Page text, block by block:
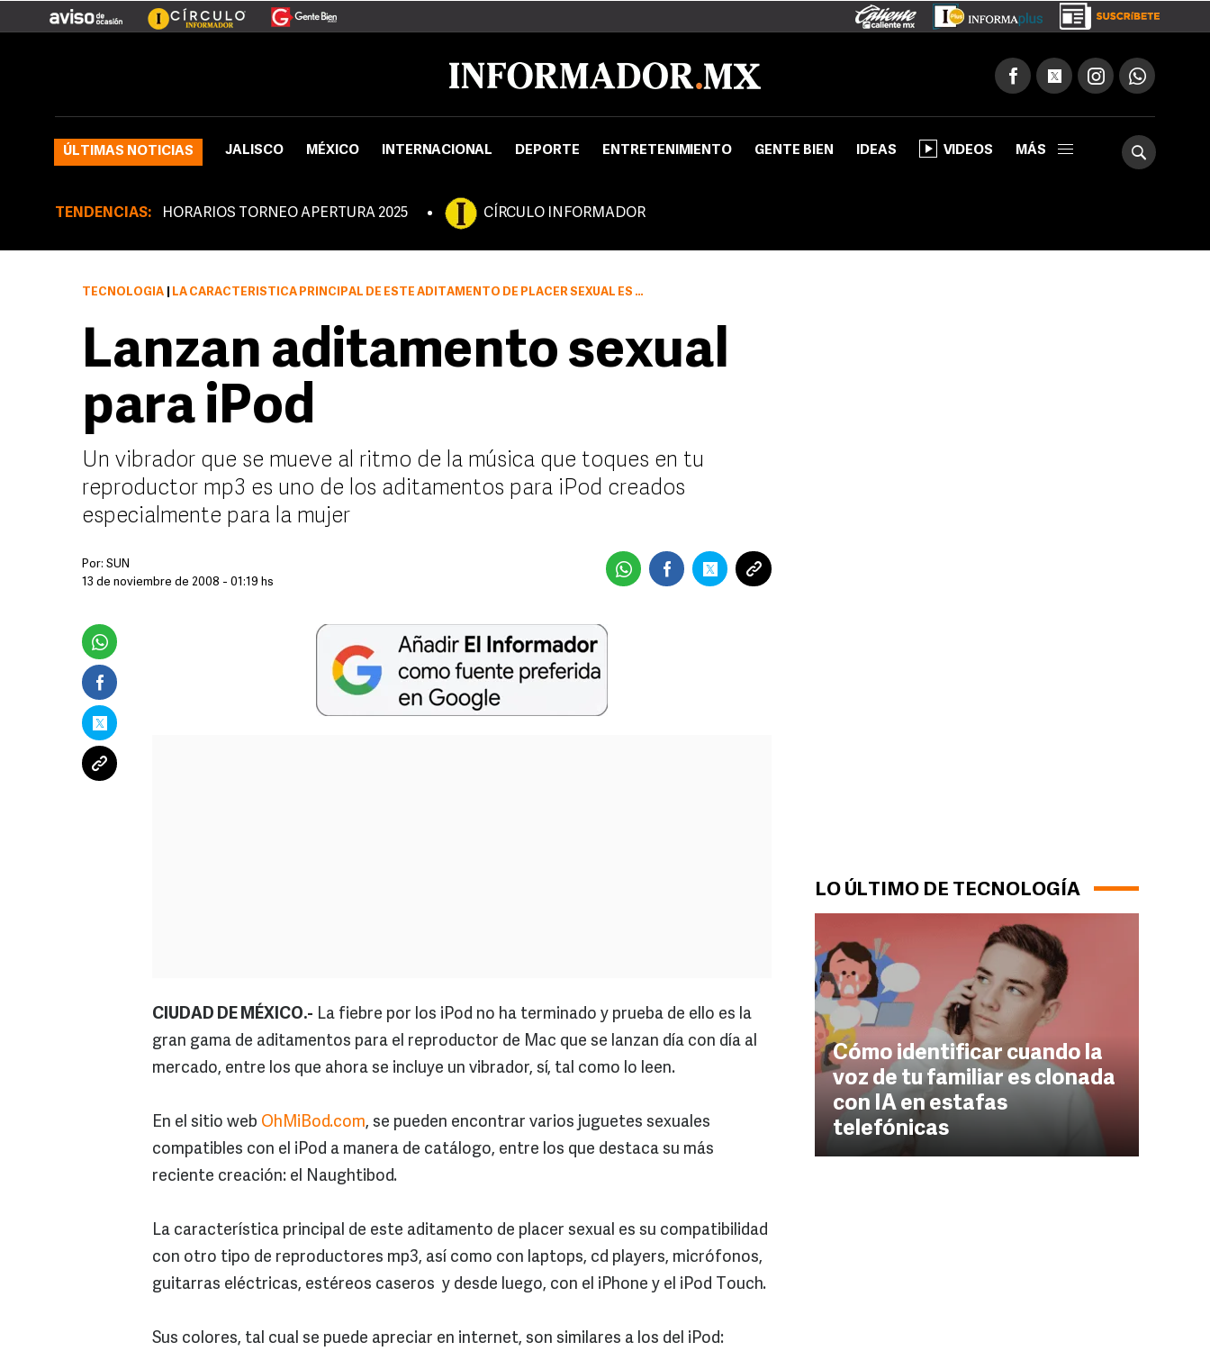
ÚLTIMAS NOTICIAS JALISCO MÉXICO INTERNACIONAL DEPORTE ENTRETENIMIENTO GENTE BIEN IDEAS VIDEOS MÁS
TENDENCIAS: HORARIOS TORNEO APERTURA 2025 CÍRCULO INFORMADOR
LO ÚLTIMO DE TECNOLOGÍA
Cómo identificar cuando la
voz de tu familiar es clonada
con IA en estafas
telefónicas
TECNOLOGÍA LA CARACTERÍSTICA PRINCIPAL DE ESTE ADITAMENTO DE PLACER SEXUAL ES SU COMPATIBILIDAD CON OTRO TIPO DE REPRODUCTORES MP3
Lanzan aditamento sexual
para iPod
Un vibrador que se mueve al ritmo de la música que toques en tu
reproductor mp3 es uno de los aditamentos para iPod creados
especialmente para la mujer
Por: SUN
13 de noviembre de 2008 - 01:19 hs
CIUDAD DE MÉXICO.- La fiebre por los iPod no ha terminado y prueba de ello es la
gran gama de aditamentos para el reproductor de Mac que se lanzan día con día al
mercado, entre los que ahora se incluye un vibrador, sí, tal como lo leen.
En el sitio web OhMiBod.com, se pueden encontrar varios juguetes sexuales
compatibles con el iPod a manera de catálogo, entre los que destaca su más
reciente creación: el Naughtibod.
La característica principal de este aditamento de placer sexual es su compatibilidad
con otro tipo de reproductores mp3, así como con laptops, cd players, micrófonos,
guitarras eléctricas, estéreos caseros y desde luego, con el iPhone y el iPod Touch.
Sus colores, tal cual se puede apreciar en internet, son similares a los del iPod: